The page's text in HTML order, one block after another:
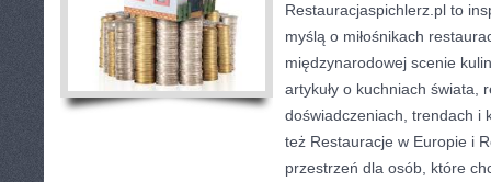
Restauracjaspichlerz.pl to
myślą o miłośnikach
międzynarodowej scenie
artykuły o kuchniach świata,
doświadczeniach, trendach i
też Restauracje w Europie i
przestrzeń dla osób, które